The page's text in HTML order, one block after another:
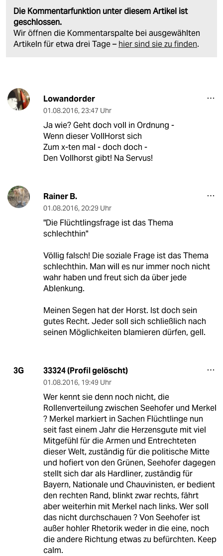
Die Kommentarfunktion unter diesem Artikel ist
geschlossen.
Wir öffnen die Kommentarspalte bei ausgewählten
Artikeln für etwa drei Tage – hier sind sie zu finden.
Lowandorder
01.08.2016, 23:47 Uhr
Ja wie? Geht doch voll in Ordnung -
Wenn dieser VollHorst sich
Zum x-ten mal - doch doch -
Den Vollhorst gibt! Na Servus!
Rainer B.
01.08.2016, 20:29 Uhr
"Die Flüchtlingsfrage ist das Thema
schlechthin"
Völlig falsch! Die soziale Frage ist das Thema
schlechthin. Man will es nur immer noch nicht
wahr haben und freut sich da über jede
Ablenkung.
Meinen Segen hat der Horst. Ist doch sein
gutes Recht. Jeder soll sich schließlich nach
seinen Möglichkeiten blamieren dürfen, gell.
3G 33324 (Profil gelöscht)
01.08.2016, 19:49 Uhr
Wer kennt sie denn noch nicht, die
Rollenverteilung zwischen Seehofer und Merkel
? Merkel markiert in Sachen Flüchtlinge nun
seit fast einem Jahr die Herzensgute mit viel
Mitgefühl für die Armen und Entrechteten
dieser Welt, zuständig für die politische Mitte
und hofiert von den Grünen, Seehofer dagegen
stellt sich dar als Hardliner, zuständig für
Bayern, Nationale und Chauvinisten, er bedient
den rechten Rand, blinkt zwar rechts, fährt
aber weiterhin mit Merkel nach links. Wer soll
das nicht durchschauen ? Von Seehofer ist
außer hohler Rhetorik weder in die eine, noch
die andere Richtung etwas zu befürchten. Keep
calm.